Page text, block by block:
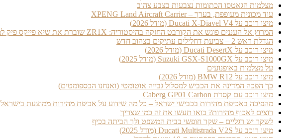
מצלמות הגאטסו הכתומות נצבעות בצבע צהוב
עוד מכונית מעופפת, בערך – XPENG Land Aircraft Carrier
מיצו רוכב על Ducati X-Diavel V4 (מודל 2026)
המרוץ אל העננים פוגש את הקורבט החזקה בהיסטוריה: ZR1X שוברת את שיא פייקס פיק למכוניות סדרתיות
הגדלת ראש 2 – צביעת דחלילים עתיקים בצהוב חדש
מיצו רוכב על Ducati DesertX (מודל 2026)
מיצו רוכב על Suzuki GSX-S1000GX (מודל 2025)
על מצלמות באופנועים
מיצו רוכב על BMW R12 (מודל 2026)
כך הפכה המדינה את הכביש למסלול גבייה אוטומטי (ואנחנו הכספומטים)
מיצו רוכב עם קסדת Caberg GP01 Carbon
מהפיכה באכיפת מהירות בכבישי ישראל – כל מה שידוע על אכיפת מהירות ממוצעת בישראל
רוצים לאכוף מהירות? בואו תעשו את זה כמו שצריך
לשקר יש רגליים – שקר חופשי בבית המשפט ולך הביתה בכיף
מיצו רוכב על Ducati Multistrada V2S (מודל 2025)